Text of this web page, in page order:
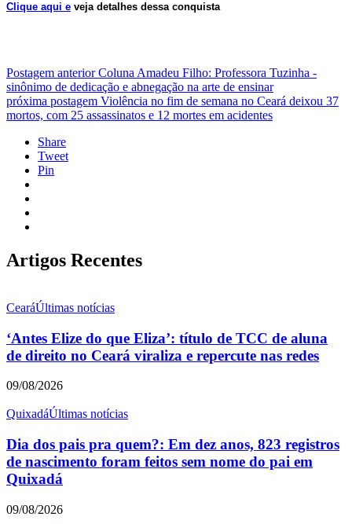
Clique aqui e veja detalhes dessa conquista
Postagem anterior Coluna Amadeu Filho: Professora Tuzinha -
sinônimo de dedicação e abnegação na arte de ensinar
próxima postagem Violência no fim de semana no Ceará deixou 37
mortos, com 25 assassinatos e 12 mortes em acidentes
Share
Tweet
Pin
Artigos Recentes
CearáÚltimas notícias
‘Antes Elize do que Eliza’: título de TCC de aluna
de direito no Ceará viraliza e repercute nas redes
09/08/2026
QuixadáÚltimas notícias
Dia dos pais pra quem?: Em dez anos, 823 registros
de nascimento foram feitos sem nome do pai em
Quixadá
09/08/2026